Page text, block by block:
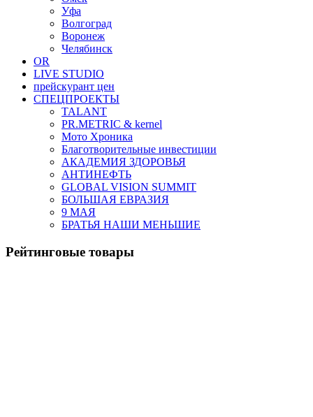
Уфа
Волгоград
Воронеж
Челябинск
OR
LIVE STUDIO
прейскурант цен
СПЕЦПРОЕКТЫ
TALANT
PR.METRIC & kernel
Мото Хроника
Благотворительные инвестиции
АКАДЕМИЯ ЗДОРОВЬЯ
АНТИНЕФТЬ
GLOBAL VISION SUMMIT
БОЛЬШАЯ ЕВРАЗИЯ
9 МАЯ
БРАТЬЯ НАШИ МЕНЬШИЕ
Рейтинговые товары